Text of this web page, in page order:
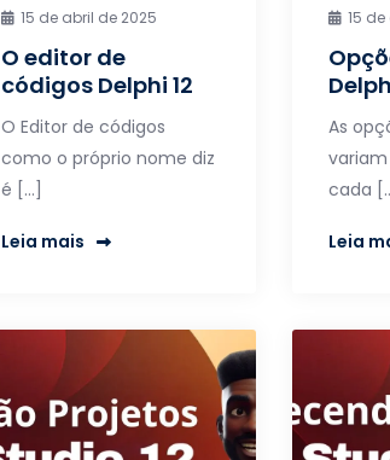
15 de abril de 2025
O editor de
códigos Delphi 12
O Editor de códigos
como o próprio nome diz
é […]
Leia mais
15
As
cada
Leia